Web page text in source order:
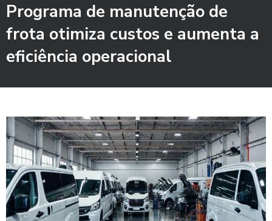
Programa de manutenção de
frota otimiza custos e aumenta a
eficiência operacional